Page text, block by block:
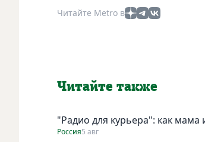
Читайте Metro в
Читайте также
"Радио для курьера": как мама
Россия5 авг